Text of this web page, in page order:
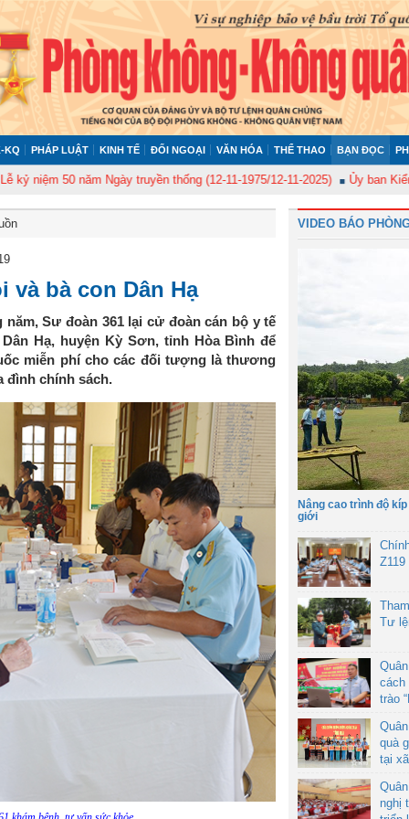
KQ PHÁP LUẬT KINH TẾ ĐỐI NGOẠI VĂN HÓA THỂ THAO BẠN ĐỌC
50 năm Ngày truyền thống (12-11-1975/12-11-2025) Ủy ban Kiểm tra
và bà con Dân Hạ
Sư đoàn 361 lại cử đoàn cán bộ y tế
Hạ, huyện Kỳ Sơn, tỉnh Hòa Bình để
miễn phí cho các đối tượng là thương
đình chính sách.
VIDEO BÁO
Nâng cao trình độ
giới
Z119
Tư
cách
trào
quà
tại
nghị